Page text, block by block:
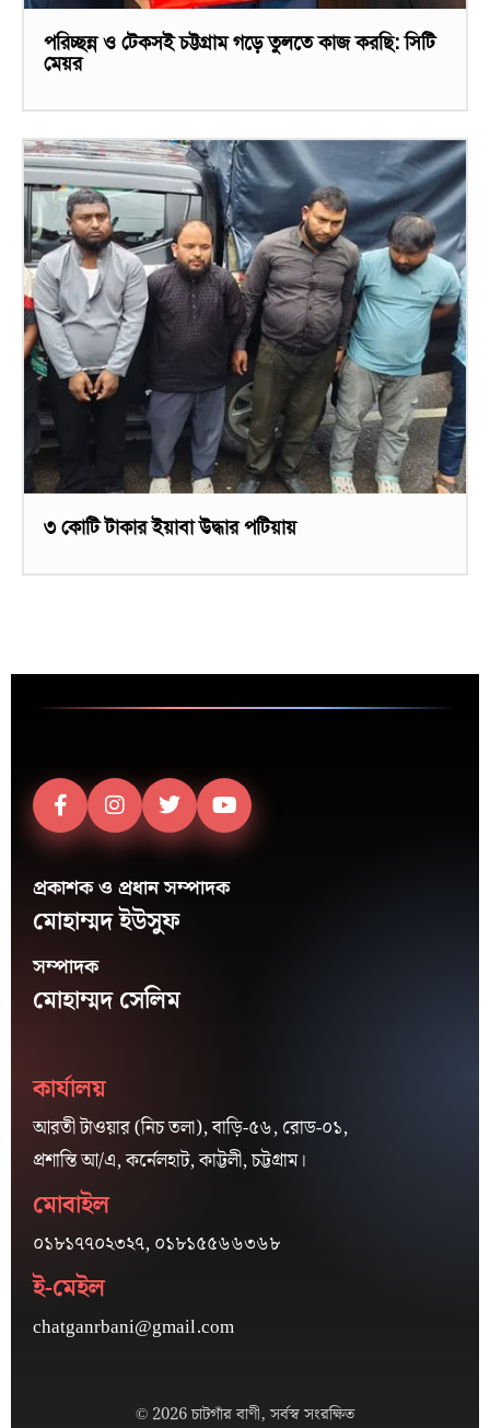
পরিচ্ছন্ন ও টেকসই চট্টগ্রাম গড়ে তুলতে কাজ করছি: সিটি
মেয়র
৩ কোটি টাকার ইয়াবা উদ্ধার পটিয়ায়
প্রকাশক ও প্রধান সম্পাদক
মোহাম্মদ ইউসুফ
সম্পাদক
মোহাম্মদ সেলিম
কার্যালয়
আরতী টাওয়ার (নিচ তলা), বাড়ি-৫৬, রোড-০১,
প্রশান্তি আ/এ, কর্নেলহাট, কাট্টলী, চট্টগ্রাম।
মোবাইল
০১৮১৭৭০২৩২৭, ০১৮১৫৫৬৬৩৬৮
ই-মেইল
chatganrbani@gmail.com
© 2026 চাটগাঁর বাণী, সর্বস্ব সংরক্ষিত